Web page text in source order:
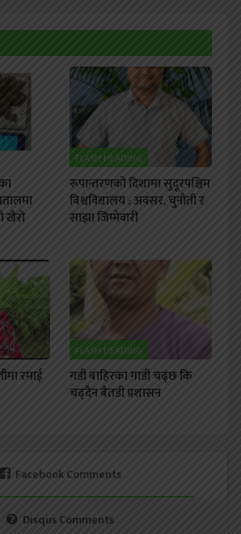
खैरो
FLASH HEADING
रूपान्तरणको दिशामा सुदूरपश्चिम
विश्वविद्यालय : अवसर, चुनौती र
साझा जिम्मेवारी
रमाई
FLASH HEADING
गडी बाहिरका गाडी चढ्छ कि
चढ्दैन बैतडी प्रशासन
Facebook Comments
Disqus Comments